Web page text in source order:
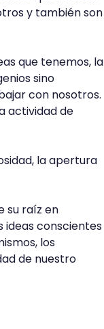
y también son
que tenemos, la
sino
con nosotros.
actividad de
la apertura
su raíz en
ideas conscientes
los
de nuestro